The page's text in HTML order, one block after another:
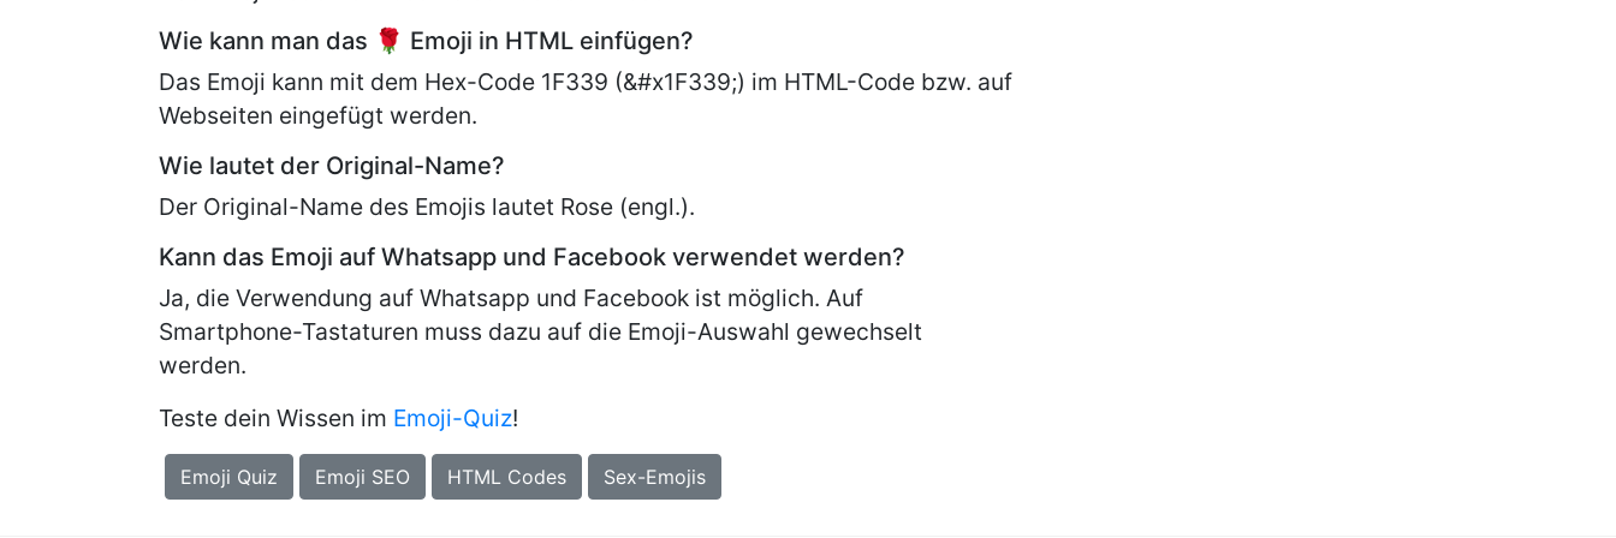
Wie kann man das 🌹 Emoji in HTML einfügen?
Das Emoji kann mit dem Hex-Code 1F339 (&#x1F339;) im HTML-Code bzw. auf
Webseiten eingefügt werden.
Wie lautet der Original-Name?
Der Original-Name des Emojis lautet Rose (engl.).
Kann das Emoji auf Whatsapp und Facebook verwendet werden?
Ja, die Verwendung auf Whatsapp und Facebook ist möglich. Auf
Smartphone-Tastaturen muss dazu auf die Emoji-Auswahl gewechselt
werden.
Teste dein Wissen im Emoji-Quiz!
Emoji Quiz Emoji SEO HTML Codes Sex-Emojis